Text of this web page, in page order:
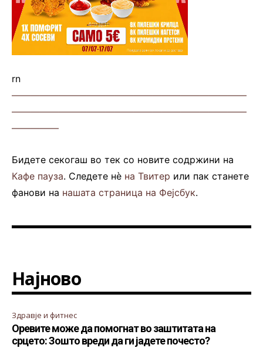
rn
—————————————————————————
—————————————————————————
—————
Бидете секогаш во тек со новите содржини на
Кафе пауза. Следете нè на Твитер или пак станете
фанови на нашата страница на Фејсбук.
Најново
Здравје и фитнес
Оревите може да помогнат во заштитата на
срцето: Зошто вреди да ги јадете почесто?